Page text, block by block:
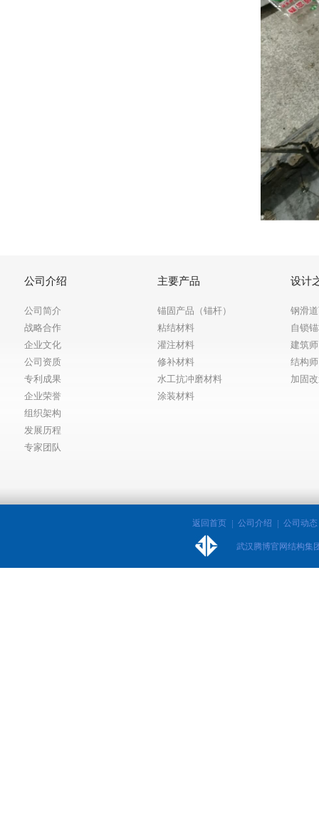
公司介绍
公司简介
战略合作
企业文化
公司资质
专利成果
企业荣誉
组织架构
发展历程
专家团队
主要产品
锚固产品（锚杆）
粘结材料
灌注材料
修补材料
水工抗冲磨材料
涂装材料
设计
钢滑
自锁
建筑
结构
加固
返回首页 公司介绍 公司动态
武汉腾博官网结构集